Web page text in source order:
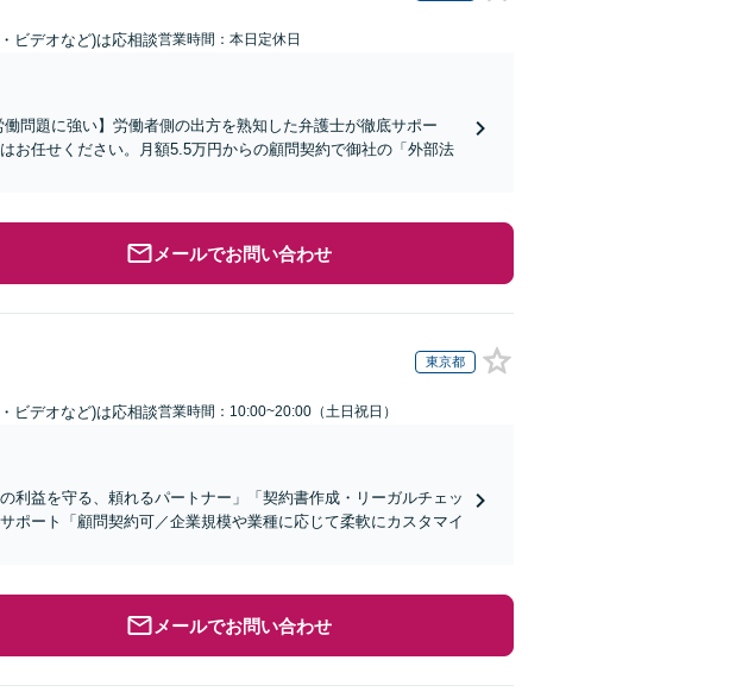
ビデオなど)は応相談営業時間：本日定休日
問題に強い】労働者側の出方を熟知した弁護士が徹底サポー
お任せください。月額5.5万円からの顧問契約で御社の「外部法
メールでお問い合わせ
東京都
ビデオなど)は応相談営業時間：10:00~20:00（土日祝日）
利益を守る、頼れるパートナー」「契約書作成・リーガルチェッ
ポート「顧問契約可／企業規模や業種に応じて柔軟にカスタマイ
メールでお問い合わせ